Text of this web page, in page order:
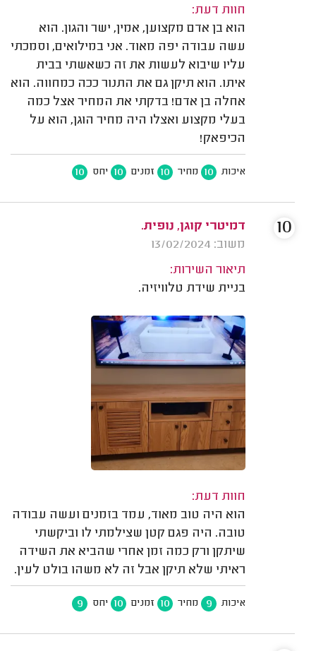
חוות דעת:
הוא בן אדם מקצוען, אמין, ישר והגון. הוא
עשה עבודה יפה מאוד. אני במילואים, וסמכתי
עליו שיבוא לעשות את זה כשאשתי בבית
איתו. הוא תיקן גם את התנור ככה כמחווה. הוא
אחלה בן אדם! בדקתי את המחיר אצל כמה
בעלי מקצוע ואצלו היה מחיר הוגן, הוא על
הכיפאק!
איכות 10 מחיר 10 זמנים 10 יחס 10
דמיטרי קוגן, נופית.
משוב: 13/02/2024
תיאור השירות:
בניית שידת טלוויזיה.
חוות דעת:
הוא היה טוב מאוד, עמד בזמנים ועשה עבודה
טובה. היה פגם קטן שצילמתי לו וביקשתי
שיתקן ורק כמה זמן אחרי שהביא את השידה
ראיתי שלא תיקן אבל זה לא משהו בולט לעין.
איכות 9 מחיר 10 זמנים 10 יחס 9
10